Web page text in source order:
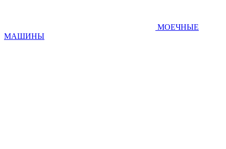
МОЕЧНЫЕ
МАШИНЫ